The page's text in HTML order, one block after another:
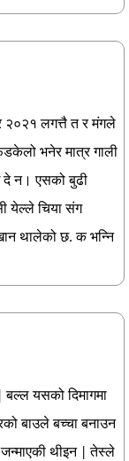
२०२१ लगत्तै त र मंगले
भनेर मात्र गाली
दे न। एसको बुढी
येल्ले चिया संग
थालेको छ. क भन्नि
यसको दिमागमा
बाउले बच्चा बनाउन
जन्माएकी थीइन | तेस्ले